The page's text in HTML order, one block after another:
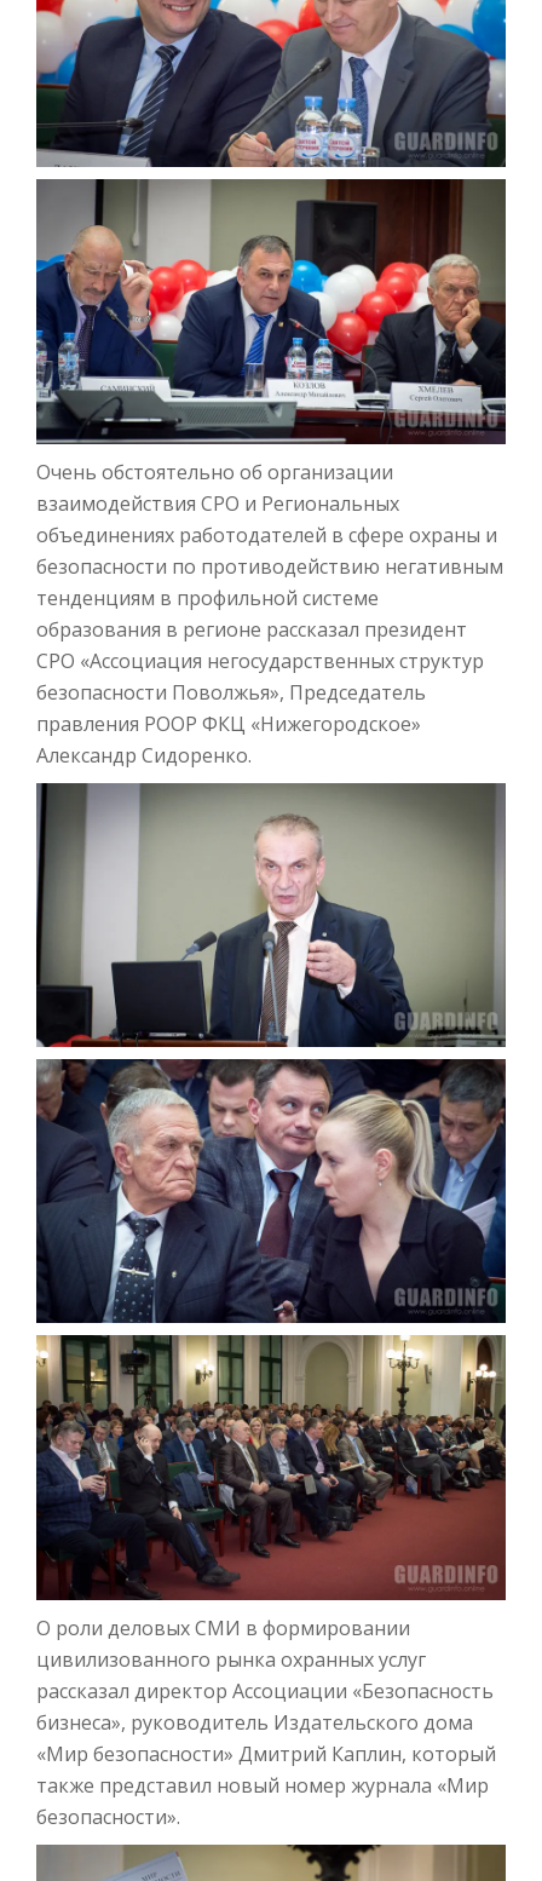
Очень обстоятельно об организации
взаимодействия СРО и Региональных
объединениях работодателей в сфере охраны и
безопасности по противодействию негативным
тенденциям в профильной системе
образования в регионе рассказал президент
СРО «Ассоциация негосударственных структур
безопасности Поволжья», Председатель
правления РООР ФКЦ «Нижегородское»
Александр Сидоренко.
О роли деловых СМИ в формировании
цивилизованного рынка охранных услуг
рассказал директор Ассоциации «Безопасность
бизнеса», руководитель Издательского дома
«Мир безопасности» Дмитрий Каплин, который
также представил новый номер журнала «Мир
безопасности».